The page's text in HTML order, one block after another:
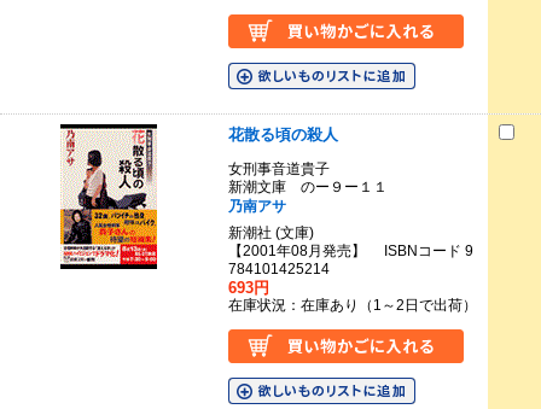
花散る頃の殺人
女刑事音道貴子
新潮文庫 のー９ー１１
乃南アサ
新潮社 (文庫)
【2001年08月発売】 ISBNコード 9
784101425214
693円
在庫状況：在庫あり（1～2日で出荷）